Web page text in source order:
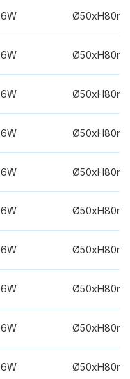
6W
6W
6W
6W
6W
6W
6W
6W
6W
6W